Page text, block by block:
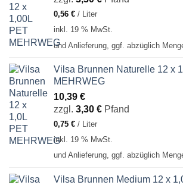
0,56 € / Liter
inkl. 19 % MwSt.
und Anlieferung, ggf. abzüglich
Vilsa Brunnen Naturelle 12 x
MEHRWEG
10,39 €
zzgl. 3,30 € Pfand
0,75 € /
Liter
inkl. 19 % MwSt.
und Anlieferung, ggf. abzüglich
Vilsa Brunnen Medium 12 x